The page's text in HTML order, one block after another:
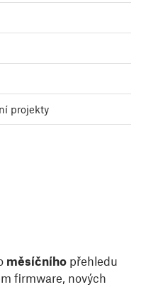
projekty
měsíčního přehledu
firmware, nových